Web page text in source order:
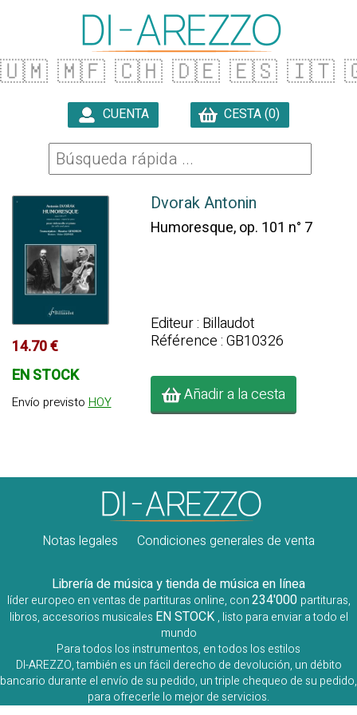
🇺🇲 🇲🇫 🇨🇭 🇩🇪 🇪🇸 🇮🇹
CUENTA CESTA (0)
14.70 €
EN STOCK
Envío previsto HOY
Dvorak Antonin
Humoresque, op. 101 n° 7
Editeur : Billaudot
Référence : GB10326
Añadir a la cesta
Notas legales Condiciones generales de venta
Librería de música y tienda de música en línea
líder europeo en ventas de partituras online, con234'000 partituras,
libros, accesorios musicales EN STOCK , listo para enviar a todo el
mundo
Para todos los instrumentos, en todos los estilos
DI-AREZZO, también es un fácil derecho de devolución, un débito
bancario durante el envío de su pedido, un triple chequeo de su pedido,
para ofrecerle lo mejor de servicios.